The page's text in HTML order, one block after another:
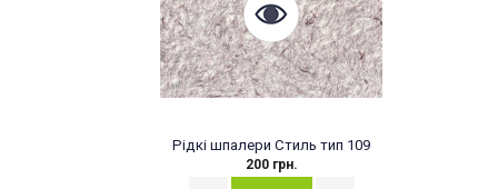
Рідкі шпалери Стиль тип 109
200 грн.